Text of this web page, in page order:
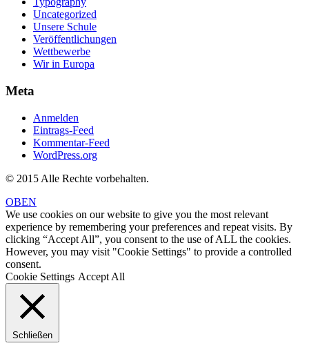
Uncategorized
Unsere Schule
Veröffentlichungen
Wettbewerbe
Wir in Europa
Meta
Anmelden
Eintrags-Feed
Kommentar-Feed
WordPress.org
© 2015 Alle Rechte vorbehalten.
OBEN
We use cookies on our website to give you the most relevant
experience by remembering your preferences and repeat visits. By
clicking “Accept All”, you consent to the use of ALL the cookies.
However, you may visit "Cookie Settings" to provide a controlled
consent.
Cookie Settings Accept All
Schließen